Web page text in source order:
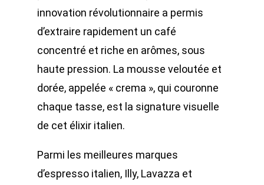
innovation révolutionnaire a permis
d’extraire rapidement un café
concentré et riche en arômes, sous
haute pression. La mousse veloutée et
dorée, appelée « crema », qui couronne
chaque tasse, est la signature visuelle
de cet élixir italien.
Parmi les meilleures marques
d’espresso italien, Illy, Lavazza et